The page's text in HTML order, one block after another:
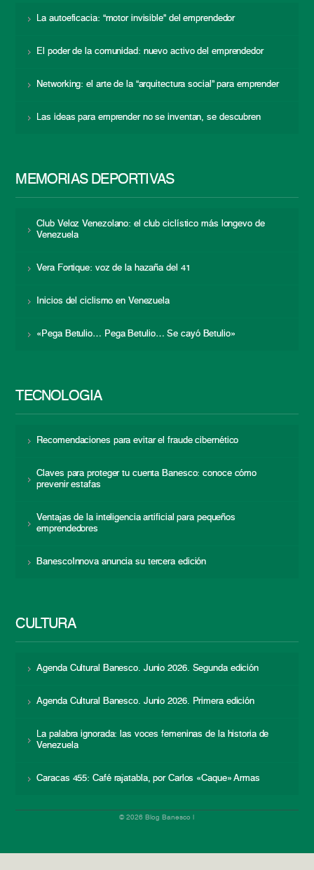
La autoeficacia: “motor invisible” del emprendedor
El poder de la comunidad: nuevo activo del emprendedor
Networking: el arte de la “arquitectura social” para emprender
Las ideas para emprender no se inventan, se descubren
MEMORIAS DEPORTIVAS
Club Veloz Venezolano: el club ciclístico más longevo de
Venezuela
Vera Fortique: voz de la hazaña del 41
Inicios del ciclismo en Venezuela
«Pega Betulio… Pega Betulio… Se cayó Betulio»
TECNOLOGÍA
Recomendaciones para evitar el fraude cibernético
Claves para proteger tu cuenta Banesco: conoce cómo
prevenir estafas
Ventajas de la inteligencia artificial para pequeños
emprendedores
BanescoInnova anuncia su tercera edición
CULTURA
Agenda Cultural Banesco. Junio 2026. Segunda edición
Agenda Cultural Banesco. Junio 2026. Primera edición
La palabra ignorada: las voces femeninas de la historia de
Venezuela
Caracas 455: Café rajatabla, por Carlos «Caque» Armas
© 2026 Blog Banesco |